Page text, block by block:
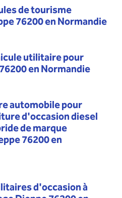
de tourisme
76200 en Normandie
utilitaire pour
en Normandie
automobile pour
d'occasion diesel
de marque
76200 en
d'occasion à